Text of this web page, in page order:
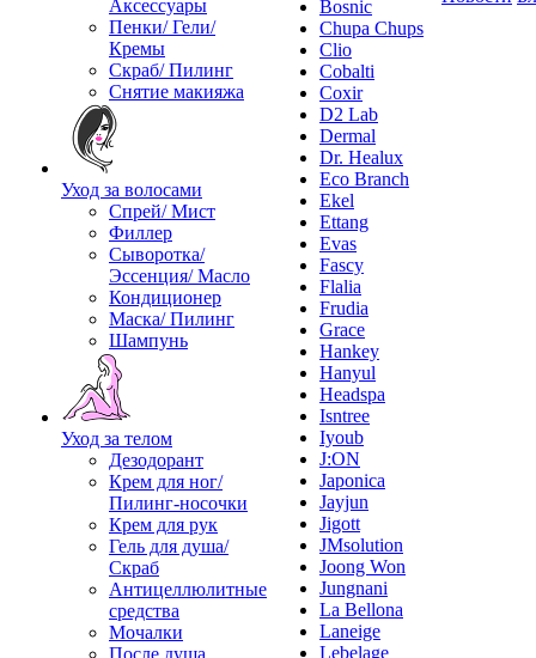
Аксессуары
Пенки/ Гели/
Кремы
Скраб/ Пилинг
Снятие макияжа
Уход за волосами
Спрей/ Мист
Филлер
Сыворотка/
Эссенция/ Масло
Кондиционер
Маска/ Пилинг
Шампунь
Уход за телом
Дезодорант
Крем для ног/
Пилинг-носочки
Крем для рук
Гель для душа/
Скраб
Антицеллюлитные
средства
Мочалки
После душа
Bosnic
Chupa Chups
Clio
Cobalti
Coxir
D2 Lab
Dermal
Dr. Healux
Eco Branch
Ekel
Ettang
Evas
Fascy
Flalia
Frudia
Grace
Hankey
Hanyul
Headspa
Isntree
Iyoub
J:ON
Japonica
Jayjun
Jigott
JMsolution
Joong Won
Jungnani
La Bellona
Laneige
Lebelage